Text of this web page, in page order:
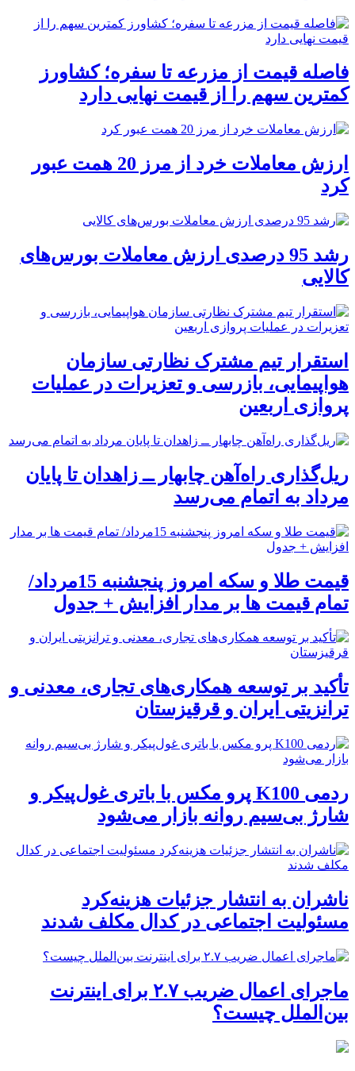
فاصله قیمت از مزرعه تا سفره؛ کشاورز
کمترین سهم را از قیمت نهایی دارد
ارزش معاملات خرد از مرز 20 همت عبور
کرد
رشد 95 درصدی ارزش معاملات بورس‌های
کالایی
استقرار تیم مشترک نظارتی سازمان
هواپیمایی، بازرسی و تعزیرات در عملیات
پروازی اربعین
ریل‌گذاری راه‌آهن چابهار ــ زاهدان تا پایان
مرداد به اتمام می‌رسد
قیمت طلا و سکه امروز پنجشنبه 15مرداد/
تمام قیمت ها بر مدار افزایش + جدول
تأکید بر توسعه همکاری‌های تجاری، معدنی و
ترانزیتی ایران و قرقیزستان
ردمی K100 پرو مکس با باتری غول‌پیکر و
شارژ بی‌سیم روانه بازار می‌شود
ناشران به انتشار جزئیات هزینه‌کرد
مسئولیت اجتماعی در کدال مکلف شدند
ماجرای اعمال ضریب ۲.۷ برای اینترنت
بین‌الملل چیست؟